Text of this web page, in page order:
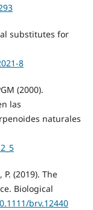
substitutes for
8
(2000).
las
naturales
(2019). The
Biological
brv.12440